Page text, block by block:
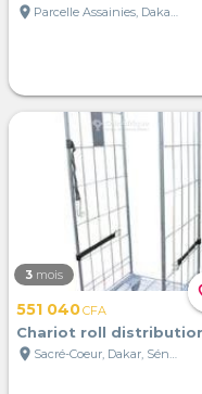
location_on
Parcelle Assainies, Dakar, Sénégal
3 mois
551 040CFA
Chariot roll
location_on
Sacré-Coeur, Dakar, Sénégal